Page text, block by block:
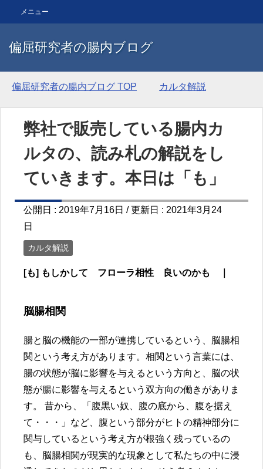
偏屈研究者の腸内ブログ
メニュー
偏屈研究者の腸内ブログ TOP カルタ解説
弊社で販売している腸内カ
ルタの、読み札の解説をし
ていきます。本日は「も」
公開日 : 2019年7月16日 / 更新日 : 2021年3月24
日
カルタ解説
[も] もしかして フローラ相性 良いのかも ｜
脳腸相関
腸と脳の機能の一部が連携しているという、脳腸相
関という考え方があります。相関という言葉には、
腸の状態が脳に影響を与えるという方向と、脳の状
態が腸に影響を与えるという双方向の働きがありま
す。 昔から、「腹黒い奴、腹の底から、腹を据え
て・・・」など、腹という部分がヒトの精神部分に
関与しているという考え方が根強く残っているの
も、脳腸相関が現実的な現象として私たちの中に浸